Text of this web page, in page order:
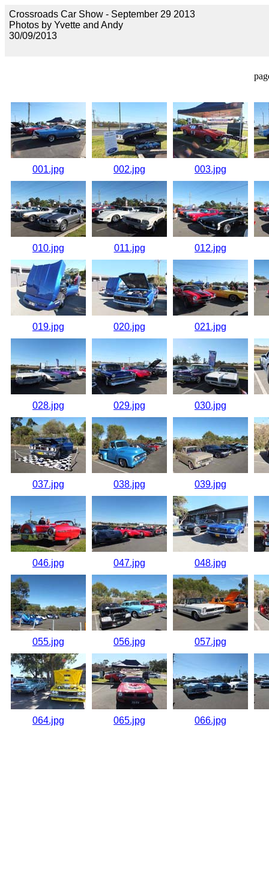
Crossroads Car Show - September 29 2013
Photos by Yvette and Andy
30/09/2013
001.jpg 002.jpg 003.jpg
010.jpg 011.jpg 012.jpg
019.jpg 020.jpg 021.jpg
028.jpg 029.jpg 030.jpg
037.jpg 038.jpg 039.jpg
046.jpg 047.jpg 048.jpg
055.jpg 056.jpg 057.jpg
064.jpg 065.jpg 066.jpg